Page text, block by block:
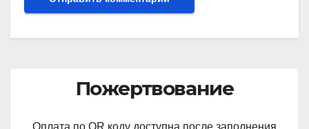
Пожертвование
Оплата по QR коду доступна после заполнения